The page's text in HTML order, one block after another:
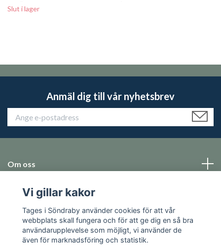
Slut i lager
Anmäl dig till vår nyhetsbrev
Om oss
Emballage
Sociala medier
Vi gillar kakor
Tages i Söndraby använder cookies för att vår
webbplats skall fungera och för att ge dig en så bra
användarupplevelse som möjligt, vi använder de
även för marknadsföring och statistik.